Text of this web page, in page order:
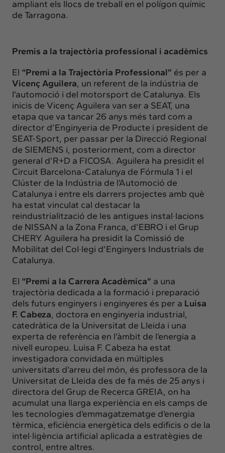
ampliant els llocs de treball en el polígon químic
de Tarragona.
Premis a la trajectòria professional i acadèmics
El “Premi a la Trajectòria Professional” és per a
Vicenç Aguilera, un referent de la indústria de
l’automoció i del motorsport de Catalunya. Els
inicis de Vicenç Aguilera van ser a SEAT, una
etapa que va tancar 26 anys més tard com a
director d’Enginyeria de Producte i president de
SEAT-Sport, per passar per la Direcció Regional
de SIEMENS i, posteriorment, com a director
general d’R+D a FICOSA. Aguilera ha presidit el
Circuit Barcelona-Catalunya de Fórmula 1 i el
Clúster de la Indústria de l’Automoció de
Catalunya i entre els darrers projectes amb què
ha estat vinculat cal destacar la
reindustrialització de les antigues instal·lacions
de NISSAN a la Zona Franca, d’EBRO i el Grup
CHERY. Aguilera ha presidit la Comissió de
Mobilitat del Col·legi d’Enginyers Industrials de
Catalunya.
El “Premi a la Carrera Acadèmica” a una
trajectòria dedicada a la formació i preparació
dels futurs enginyers i enginyeres és per a Luisa
F. Cabeza, doctora en enginyeria industrial,
catedràtica de la Universitat de Lleida i una
experta de referència en l’àmbit de l’energia a
nivell europeu. Luisa F. Cabeza ha estat
investigadora convidada en múltiples
universitats d’arreu del món, és professora de la
Universitat de Lleida des de fa més de 25 anys i
directora del Grup de Recerca GREIA, on ha
acumulat una llarga experiència en els camps de
les tecnologies d’emmagatzematge d’energia
tèrmica, eficiència energètica dels edificis o de la
intel·ligència artificial aplicada a estratègies de
control, entre altres.